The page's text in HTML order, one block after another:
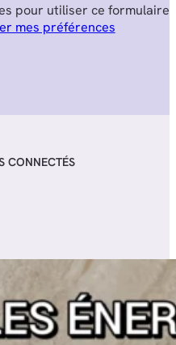
pour utiliser ce formulaire
mes préférences
CONNECTÉS